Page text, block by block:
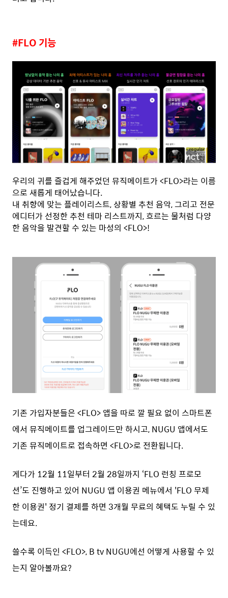
#FLO 기능
우리의 귀를 즐겁게 해주었던 뮤직메이트가 <FLO>라는 이름
으로 새롭게 태어났습니다.
내 취향에 맞는 플레이리스트, 상황별 추천 음악, 그리고 전문
에디터가 선정한 추천 테마 리스트까지, 흐르는 물처럼 다양
한 음악을 발견할 수 있는 마성의 <FLO>!
기존 가입자분들은 <FLO> 앱을 따로 깔 필요 없이 스마트폰
에서 뮤직메이트를 업그레이드만 하시고, NUGU 앱에서도
기존 뮤직메이트로 접속하면 <FLO>로 전환됩니다.
게다가 12월 11일부터 2월 28일까지 ‘FLO 런칭 프로모
션’도 진행하고 있어 NUGU 앱 이용권 메뉴에서 'FLO 무제
한 이용권' 정기 결제를 하면 3개월 무료의 혜택도 누릴 수 있
는데요.
쓸수록 이득인 <FLO>, B tv NUGU에선 어떻게 사용할 수 있
는지 알아볼까요?